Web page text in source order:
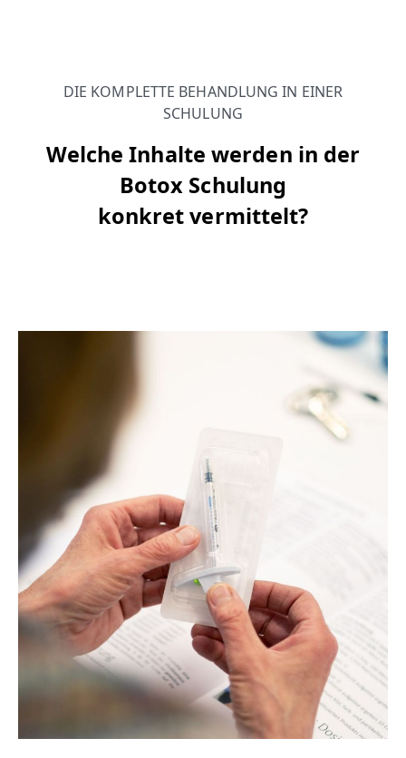
DIE KOMPLETTE BEHANDLUNG IN EINER
SCHULUNG
Welche Inhalte werden in der
Botox Schulung
konkret vermittelt?